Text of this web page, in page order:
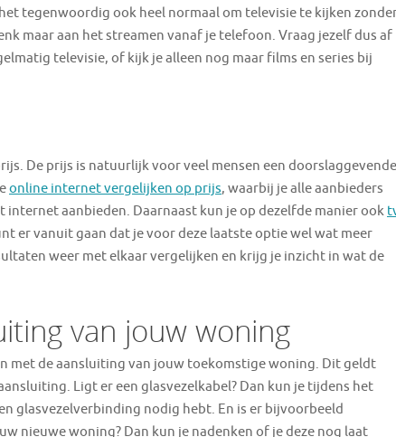
tegenwoordig ook heel normaal om televisie te kijken
maar aan het streamen vanaf je telefoon. Vraag jezelf dus af
televisie, of kijk je alleen nog maar films en series bij
De prijs is natuurlijk voor veel mensen een doorslaggevende
online internet vergelijken op prijs, waarbij je alle aanbieders
aanbieden. Daarnaast kun je op dezelfde manier ook
er vanuit gaan dat je voor deze laatste optie wel wat meer
weer met elkaar vergelijken en krijg je inzicht in wat de
van jouw woning
met de aansluiting van jouw toekomstige woning. Dit geldt
Ligt er een glasvezelkabel? Dan kun je tijdens het
glasvezelverbinding nodig hebt. En is er bijvoorbeeld
nieuwe woning? Dan kun je nadenken of je deze nog laat